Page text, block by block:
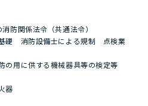
防関係法令（共通法令）
礎 消防設備士による規制 点検業
用に供する機械器具等の検定等
器